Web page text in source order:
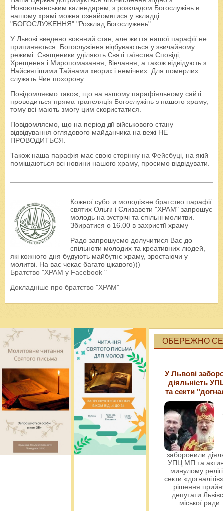
Новоюльянським календарем, з розкладом Богослужінь в
нашому храмі можна ознайомитися у вкладці
"БОГОСЛУЖЕННЯ" "Розклад Богослужень"
У Львові введено воєнний стан, але життя нашої парафії не
припиняється: Богослужіння відбуваються у звичайному
режимі. Священики уділяють Святі таїнства Сповіді,
Хрещення і Миропомазання, Вінчання, а також відвідують з
Найсвятішими Тайнами хворих і немічних. Для померлих
служать Чин похорону.
Повідомляємо також, що на нашому парафіяльному сайті
проводиться пряма трансляція Богослужінь з нашого храму,
тому всі мають змогу цим скористатися.
Повідомляємо, що на період дії військового стану
відвідування оглядового майданчика на вежі НЕ
ПРОВОДИТЬСЯ.
Також наша парафія має свою сторінку на Фейсбуці, на якій
поміщаються всі новини нашого храму, просимо відвідувати.
Кожної суботи молодіжне братство парафії
святих Ольги і Єлизавети "ХРАМ" запрошує
молодь на зустрічі та спільні молитви.
Збиратися о 16.00 в захристії храму
Радо запрошуємо долучитися Вас до
спільноти молодих та креативних людей,
які кожного дня будують майбутнє храму, зростаючи у
молитві. На вас чекає багато цікавого)))
Братство "ХРАМ у Facebook "
Докладніше про братство "ХРАМ"
ОБЕРЕЖНО
У Львові
діяльність
та секти
заборонили
УПЦ МП та
минулому
секти
рішення
депутати
міської ради